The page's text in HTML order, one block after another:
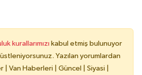
kurallarımızı kabul etmiş bulunuyor
Yazılan yorumlardan
| Van Haberleri | Güncel | Siyasi |